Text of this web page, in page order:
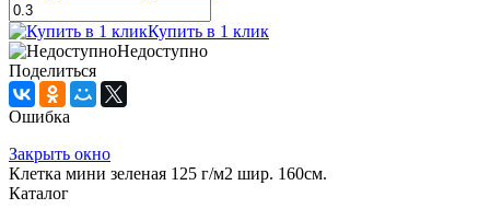
Купить в 1 клик
Недоступно
Поделиться
Ошибка
Закрыть окно
Клетка мини зеленая 125 г/м2 шир. 160см.
Каталог